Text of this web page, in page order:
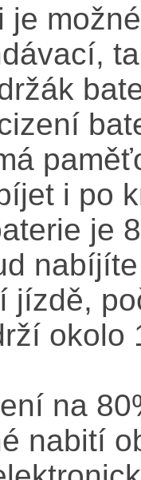
je
i po
je
jízdě,
okolo
na
nabití